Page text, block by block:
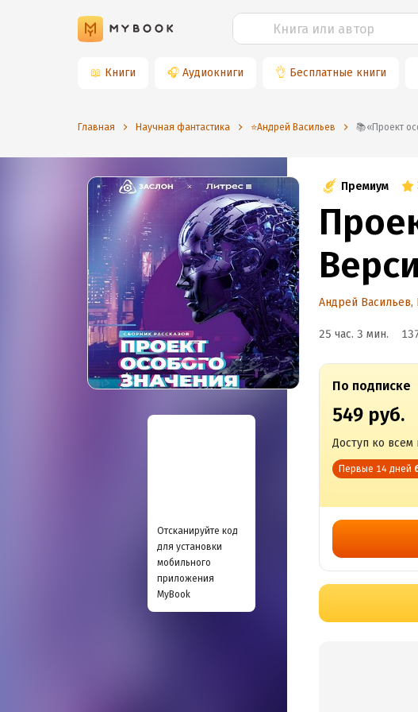
📖 Книги 🎧 Аудиокниги 👌 Бесплатные книги
Главная Научная фантастика ⭐️Андрей Васильев
Отсканируйте код
для установки
мобильного
приложения
MyBook
Премиум
Андрей Васильев,
25 час. 3 мин.
По подписке
549 руб.
Доступ ко всем
Первые 14 дней